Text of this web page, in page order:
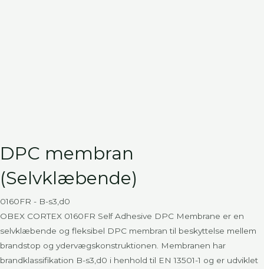
DPC membran
(Selvklæbende)
0160FR - B-s3,d0
OBEX CORTEX 0160FR Self Adhesive DPC Membrane er en
selvklæbende og fleksibel DPC membran til beskyttelse mellem
brandstop og ydervægskonstruktionen. Membranen har
brandklassifikation B-s3,d0 i henhold til EN 13501-1 og er udviklet